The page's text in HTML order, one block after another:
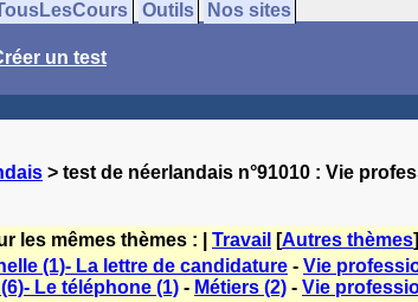
Outils Nos sites
un test
> test de néerlandais n°91010 : Vie
les mêmes thèmes : | Travail [Autres thèmes]
(1)- La lettre de candidature - Vie
Le téléphone (1) - Métiers (2) - Vie